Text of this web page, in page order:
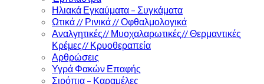
Ηλιακά Εγκαύματα – Συγκάματα
Ωτικά // Ρινικά // Οφθαλμολογικά
Αναλγητικές// Μυοχαλαρωτικές// Θερμαντικές
Κρέμες// Κρυοθεραπεία
Αρθρώσεις
Υγρά Φακών Επαφής
Σιρόπια – Καραμέλες